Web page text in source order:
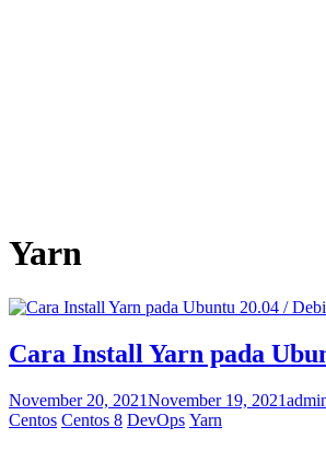
Yarn
Cara Install Yarn pada
November 20, 2021November 19, 2021
Centos Centos 8 DevOps Yarn